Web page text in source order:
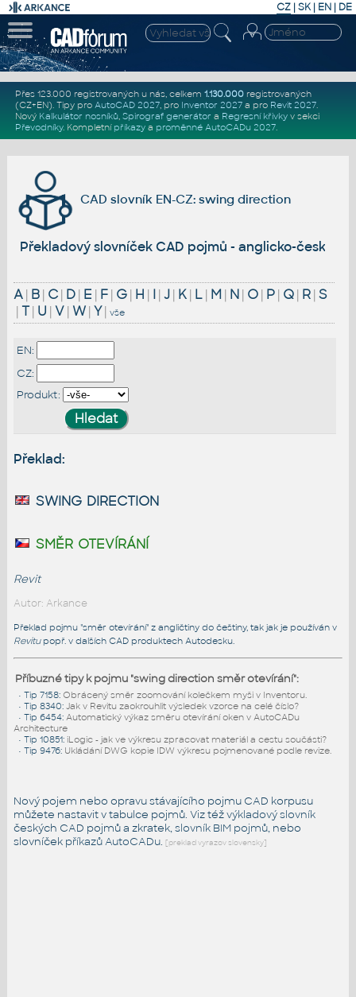
CZ | SK| EN | DE
Přes 123.000 registrovaných u nás, celkem 1.130.000registrovaných
(CZ+EN). Tipy pro AutoCAD 2027, pro Inventor 2027a pro Revit 2027.
Nový Kalkulátor nosníků, Spirograf generátor a Regresní křivkyv sekci
Převodníky. Kompletní příkazya proměnné AutoCADu 2027.
CAD slovník EN-CZ: swing direction
Překladový slovníček CAD pojmů - anglicko-český
A| B| C| D| E | F| G| H | I| J| K| L| M| N| O| P| Q| R| S
| T| U | V| W| Y| vše
EN:
CZ:
Produkt:
Překlad:
swing direction
směr otevírání
Revit
Autor: Arkance
Překlad pojmu "směr otevírání" z angličtiny do češtiny, tak jak je používán v
Revitupopř. v dalších CAD produktech Autodesku.
Příbuzné tipy k pojmu "swing direction směr otevírání":
• Tip 7158: Obrácený směr zoomování kolečkem myši v Inventoru.
• Tip 8340: Jak v Revitu zaokrouhlit výsledek vzorce na celé číslo?
• Tip 6454: Automatický výkaz směru otevírání oken v AutoCADu
Architecture
• Tip 10851: iLogic - jak ve výkresu zpracovat materiál a cestu součásti?
• Tip 9476: Ukládání DWG kopie IDW výkresu pojmenované podle revize.
Nový pojem nebo opravu stávajícího pojmu CAD korpusu
můžete nastavit v tabulce pojmů. Viz téžvýkladový slovník
českých CAD pojmů a zkratek,slovník BIM pojmů, nebo
slovníček příkazů AutoCADu. [preklad vyrazov slovensky]